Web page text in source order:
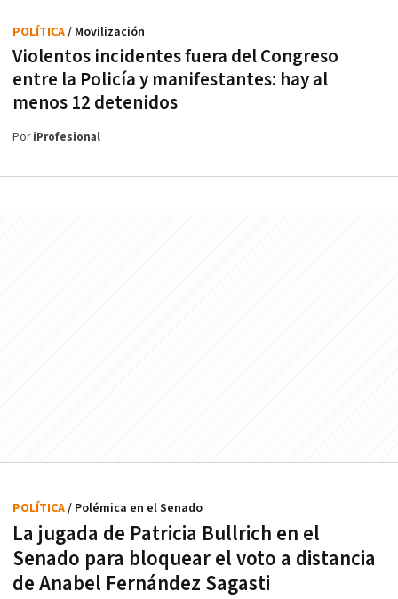
Violentos incidentes fuera del Congreso
entre la Policía y manifestantes: hay al
menos 12 detenidos
POLÍTICA/ Movilización
PoriProfesional
La jugada de Patricia Bullrich en el
Senado para bloquear el voto a distancia
de Anabel Fernández Sagasti
POLÍTICA/ Polémica en el Senado